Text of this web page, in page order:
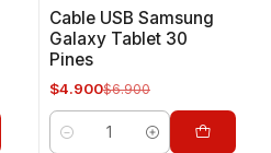
Cable USB Samsung
Galaxy Tablet 30
Pines
$4.900$6.900
Cantidad